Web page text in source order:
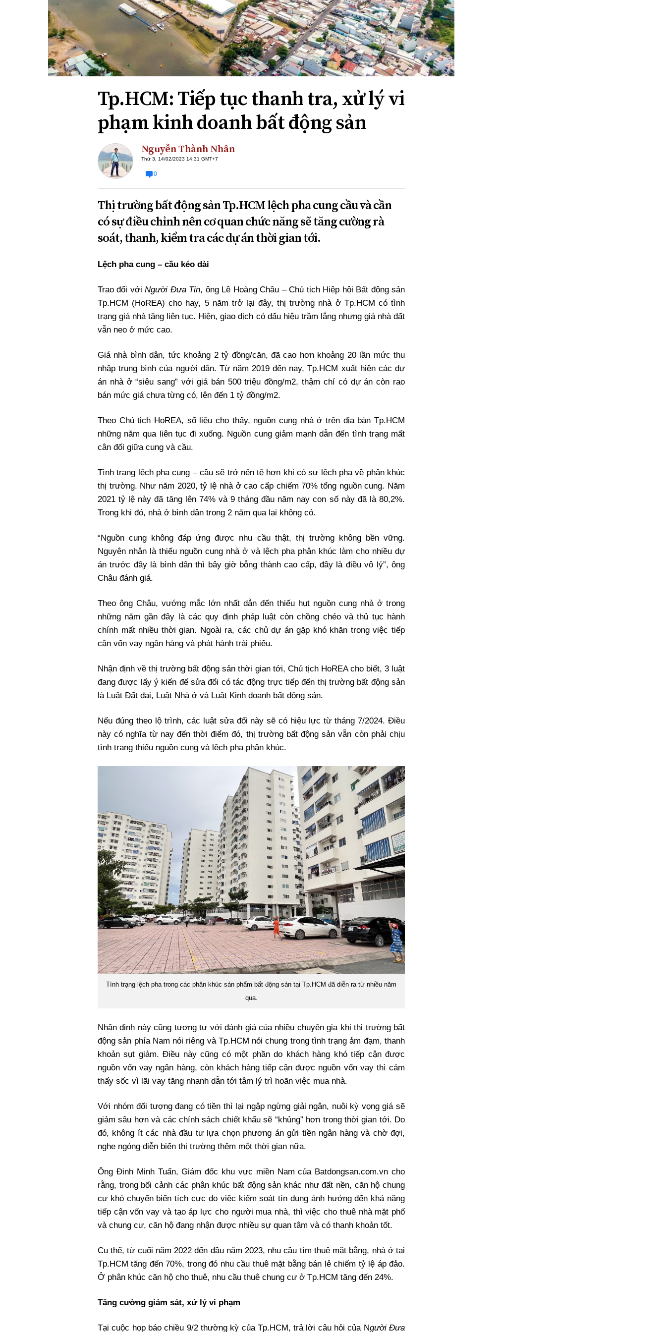
Xi nhan Trái Phải
Tp.HCM: Tiếp tục thanh tra, xử lý vi
phạm kinh doanh bất động sản
Nguyễn Thành Nhân
Thứ 3, 14/02/2023 14:31 GMT+7
0
Thị trường bất động sản Tp.HCM lệch pha cung cầu và cần
có sự điều chỉnh nên cơ quan chức năng sẽ tăng cường rà
soát, thanh, kiểm tra các dự án thời gian tới.
Lệch pha cung – cầu kéo dài
Trao đổi vớiNgười Đưa Tin, ông Lê Hoàng Châu – Chủ tịch Hiệp hội Bất động sản
Tp.HCM (HoREA) cho hay, 5 năm trở lại đây, thị trường nhà ở Tp.HCM có tình
trạng giá nhà tăng liên tục. Hiện, giao dịch có dấu hiệu trầm lắng nhưng giá nhà đất
vẫn neo ở mức cao.
Giá nhà bình dân, tức khoảng 2 tỷ đồng/căn, đã cao hơn khoảng 20 lần mức thu
nhập trung bình của người dân. Từ năm 2019 đến nay, Tp.HCM xuất hiện các dự
án nhà ở “siêu sang” với giá bán 500 triệu đồng/m2, thậm chí có dự án còn rao
bán mức giá chưa từng có, lên đến 1 tỷ đồng/m2.
Theo Chủ tịch HoREA, số liệu cho thấy, nguồn cung nhà ở trên địa bàn Tp.HCM
những năm qua liên tục đi xuống. Nguồn cung giảm mạnh dẫn đến tình trạng mất
cân đối giữa cung và cầu.
Tình trạng lệch pha cung – cầu sẽ trở nên tệ hơn khi có sự lệch pha về phân khúc
thị trường. Như năm 2020, tỷ lệ nhà ở cao cấp chiếm 70% tổng nguồn cung. Năm
2021 tỷ lệ này đã tăng lên 74% và 9 tháng đầu năm nay con số này đã là 80,2%.
Trong khi đó, nhà ở bình dân trong 2 năm qua lại không có.
“Nguồn cung không đáp ứng được nhu cầu thật, thị trường không bền vững.
Nguyên nhân là thiếu nguồn cung nhà ở và lệch pha phân khúc làm cho nhiều dự
án trước đây là bình dân thì bây giờ bỗng thành cao cấp, đây là điều vô lý”, ông
Châu đánh giá.
Theo ông Châu, vướng mắc lớn nhất dẫn đến thiếu hụt nguồn cung nhà ở trong
những năm gần đây là các quy định pháp luật còn chồng chéo và thủ tục hành
chính mất nhiều thời gian. Ngoài ra, các chủ dự án gặp khó khăn trong việc tiếp
cận vốn vay ngân hàng và phát hành trái phiếu.
Nhận định về thị trường bất động sản thời gian tới, Chủ tịch HoREA cho biết, 3 luật
đang được lấy ý kiến để sửa đổi có tác động trực tiếp đến thị trường bất động sản
là Luật Đất đai, Luật Nhà ở và Luật Kinh doanh bất động sản.
Nếu đúng theo lộ trình, các luật sửa đổi này sẽ có hiệu lực từ tháng 7/2024. Điều
này có nghĩa từ nay đến thời điểm đó, thị trường bất động sản vẫn còn phải chịu
tình trạng thiếu nguồn cung và lệch pha phân khúc.
Tình trạng lệch pha trong các phân khúc sản phẩm bất động sản tại Tp.HCM đã diễn ra từ nhiều năm
qua.
Nhận định này cũng tương tự với đánh giá của nhiều chuyên gia khi thị trường bất
động sản phía Nam nói riêng và Tp.HCM nói chung trong tình trạng ảm đạm, thanh
khoản sụt giảm. Điều này cũng có một phần do khách hàng khó tiếp cận được
nguồn vốn vay ngân hàng, còn khách hàng tiếp cận được nguồn vốn vay thì cảm
thấy sốc vì lãi vay tăng nhanh dẫn tới tâm lý trì hoãn việc mua nhà.
Với nhóm đối tượng đang có tiền thì lại ngập ngừng giải ngân, nuôi kỳ vọng giá sẽ
giảm sâu hơn và các chính sách chiết khấu sẽ “khủng” hơn trong thời gian tới. Do
đó, không ít các nhà đầu tư lựa chọn phương án gửi tiền ngân hàng và chờ đợi,
nghe ngóng diễn biến thị trường thêm một thời gian nữa.
Ông Đinh Minh Tuấn, Giám đốc khu vực miền Nam của Batdongsan.com.vn cho
rằng, trong bối cảnh các phân khúc bất động sản khác như đất nền, căn hộ chung
cư khó chuyển biến tích cực do việc kiểm soát tín dụng ảnh hưởng đến khả năng
tiếp cận vốn vay và tạo áp lực cho người mua nhà, thì việc cho thuê nhà mặt phố
và chung cư, căn hộ đang nhận được nhiều sự quan tâm và có thanh khoản tốt.
Cụ thể, từ cuối năm 2022 đến đầu năm 2023, nhu cầu tìm thuê mặt bằng, nhà ở tại
Tp.HCM tăng đến 70%, trong đó nhu cầu thuê mặt bằng bán lẻ chiếm tỷ lệ áp đảo.
Ở phân khúc căn hộ cho thuê, nhu cầu thuê chung cư ở Tp.HCM tăng đến 24%.
Tăng cường giám sát, xử lý vi phạm
Tại cuộc họp báo chiều 9/2 thường kỳ của Tp.HCM, trả lời câu hỏi của Người Đưa